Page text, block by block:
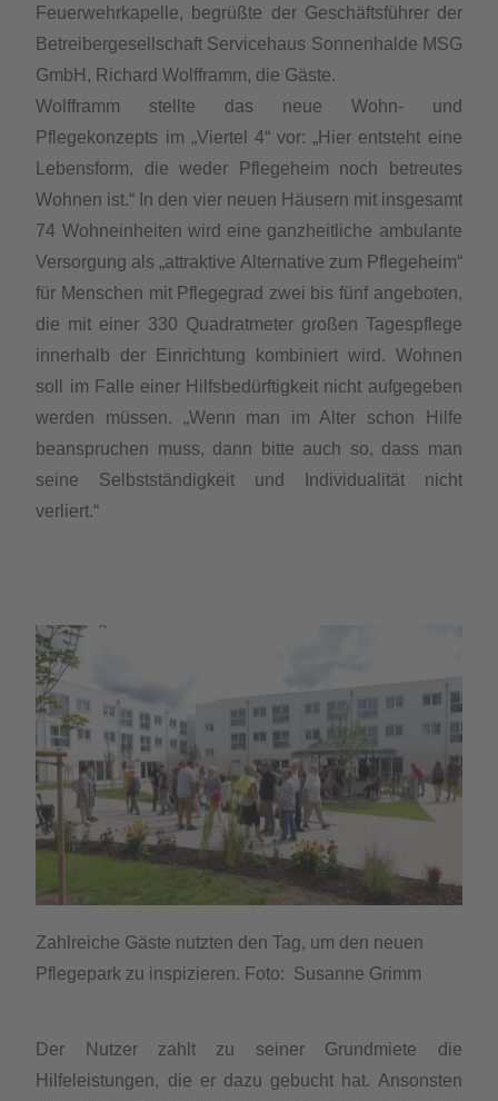
Feuerwehrkapelle, begrüßte der Geschäftsführer der
Betreibergesellschaft Servicehaus Sonnenhalde MSG
GmbH, Richard Wolfframm, die Gäste.
Wolfframm stellte das neue Wohn- und
Pflegekonzepts im „Viertel 4“ vor: „Hier entsteht eine
Lebensform, die weder Pflegeheim noch betreutes
Wohnen ist.“ In den vier neuen Häusern mit insgesamt
74 Wohneinheiten wird eine ganzheitliche ambulante
Versorgung als „attraktive Alternative zum Pflegeheim“
für Menschen mit Pflegegrad zwei bis fünf angeboten,
die mit einer 330 Quadratmeter großen Tagespflege
innerhalb der Einrichtung kombiniert wird. Wohnen
soll im Falle einer Hilfsbedürftigkeit nicht aufgegeben
werden müssen. „Wenn man im Alter schon Hilfe
beanspruchen muss, dann bitte auch so, dass man
seine Selbstständigkeit und Individualität nicht
verliert.“
Zahlreiche Gäste nutzten den Tag, um den neuen
Pflegepark zu inspizieren. Foto: Susanne Grimm
Der Nutzer zahlt zu seiner Grundmiete die
Hilfeleistungen, die er dazu gebucht hat. Ansonsten